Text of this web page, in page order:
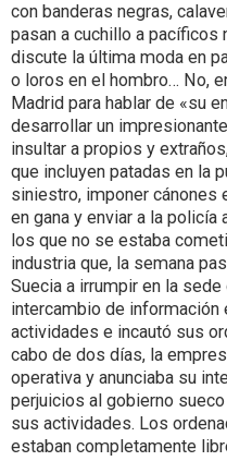
con banderas negras,
pasan a cuchillo a pacíficos
discute la última moda en
o loros en el hombro… No,
Madrid para hablar de «su
desarrollar un
insultar a propios y
que incluyen patadas en la
siniestro, imponer cánones
en gana y enviar a la policía
los que no se estaba
industria que, la semana
Suecia a irrumpir en la
intercambio de información
actividades e incautó sus
cabo de dos días, la
operativa y anunciaba su
perjuicios al gobierno
sus actividades. Los
estaban completamente